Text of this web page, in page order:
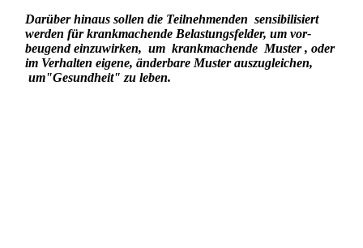
Darüber hinaus sollen die Teilnehmenden sensibilisiert
werden für krankmachende Belastungsfelder, um vor-
beugend einzuwirken, um krankmachende Muster , oder
im Verhalten eigene, änderbare Muster auszugleichen,
um"Gesundheit" zu leben.